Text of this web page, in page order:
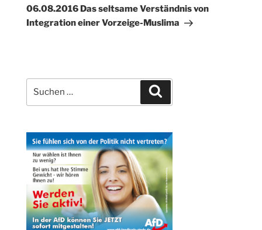
Beitrag
06.08.2016 Das seltsame Verständnis von
Integration einer Vorzeige-Muslima
nach: